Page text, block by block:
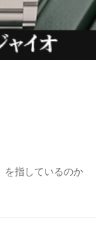
を指しているのか